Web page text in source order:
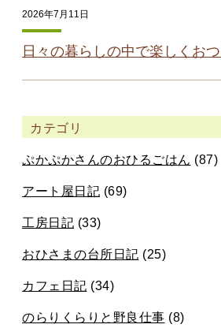
2026年7月11日
日々の暮らしの中で楽しくお
カテゴリ
ぷかぷかさんのおひるごはん (87)
アート屋日記 (69)
工房日記 (33)
おひさまの台所日記 (25)
カフェ日記 (34)
のらりくらりと野良仕事 (8)